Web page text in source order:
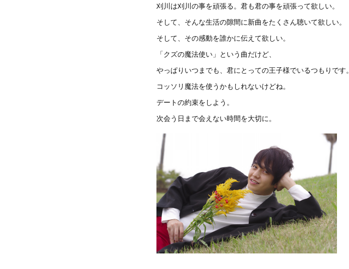
刈川は刈川の事を頑張る。君も君の事を頑張って欲しい。
そして、そんな生活の隙間に新曲をたくさん聴いて欲しい。
そして、その感動を誰かに伝えて欲しい。
「クズの魔法使い」という曲だけど、
やっぱりいつまでも、君にとっての王子様でいるつもりです。
コッソリ魔法を使うかもしれないけどね。
デートの約束をしよう。
次会う日まで会えない時間を大切に。